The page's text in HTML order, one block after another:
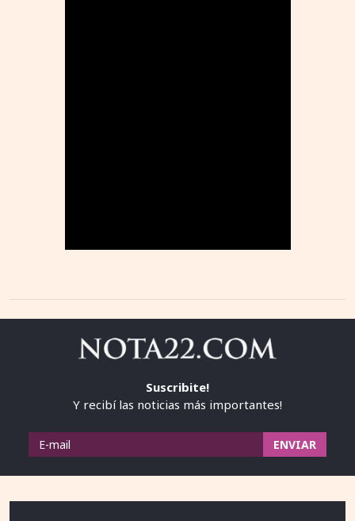
Suscribite!
Y recibí las noticias más importantes!